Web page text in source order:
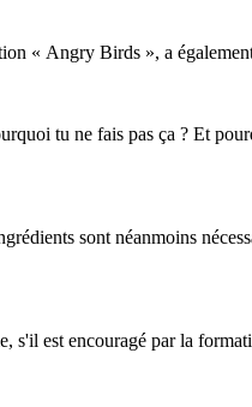
« Angry Birds », a
tu ne fais pas ça ? Et
sont néanmoins
s'il est encouragé par la